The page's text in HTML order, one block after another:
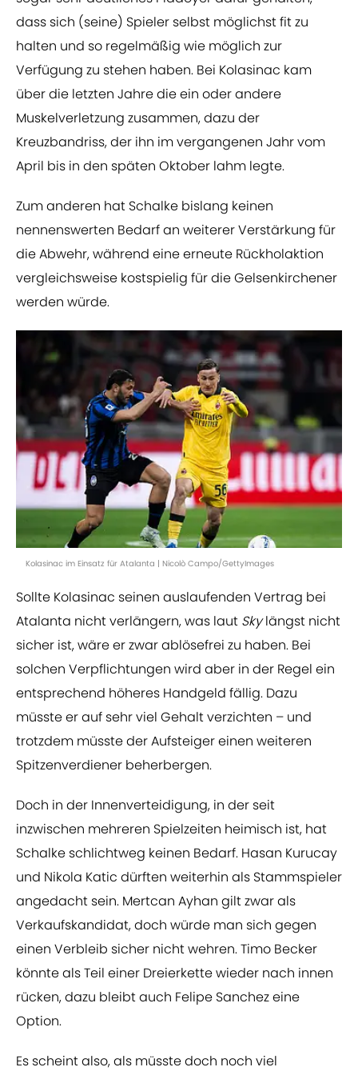
dass sich (seine) Spieler selbst möglichst fit zu
halten und so regelmäßig wie möglich zur
Verfügung zu stehen haben. Bei Kolasinac kam
über die letzten Jahre die ein oder andere
Muskelverletzung zusammen, dazu der
Kreuzbandriss, der ihn im vergangenen Jahr vom
April bis in den späten Oktober lahm legte.
Zum anderen hat Schalke bislang keinen
nennenswerten Bedarf an weiterer Verstärkung für
die Abwehr, während eine erneute Rückholaktion
vergleichsweise kostspielig für die Gelsenkirchener
werden würde.
Kolasinac im Einsatz für Atalanta | Nicolò Campo/GettyImages
Sollte Kolasinac seinen auslaufenden Vertrag bei
Atalanta nicht verlängern, was laut Skylängst nicht
sicher ist, wäre er zwar ablösefrei zu haben. Bei
solchen Verpflichtungen wird aber in der Regel ein
entsprechend höheres Handgeld fällig. Dazu
müsste er auf sehr viel Gehalt verzichten – und
trotzdem müsste der Aufsteiger einen weiteren
Spitzenverdiener beherbergen.
Doch in der Innenverteidigung, in der seit
inzwischen mehreren Spielzeiten heimisch ist, hat
Schalke schlichtweg keinen Bedarf. Hasan Kurucay
und Nikola Katic dürften weiterhin als Stammspieler
angedacht sein. Mertcan Ayhan gilt zwar als
Verkaufskandidat, doch würde man sich gegen
einen Verbleib sicher nicht wehren. Timo Becker
könnte als Teil einer Dreierkette wieder nach innen
rücken, dazu bleibt auch Felipe Sanchez eine
Option.
Es scheint also, als müsste doch noch viel